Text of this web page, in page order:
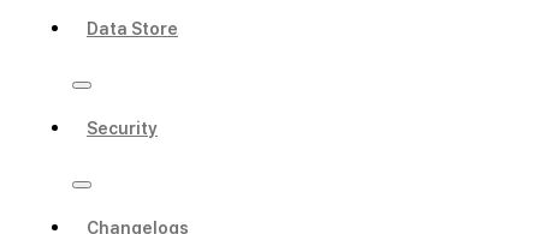
Data Store
Security
Changelogs